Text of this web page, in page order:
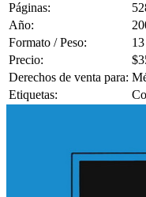
Páginas:
Año:
Formato / Peso:
Precio:
Derechos de venta para:
Etiquetas: